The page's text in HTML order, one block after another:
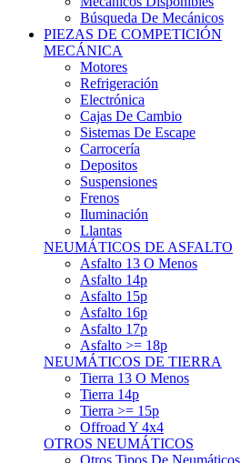
Búsqueda De Mecánicos
PIEZAS DE COMPETICIÓN
MECÁNICA
Motores
Refrigeración
Electrónica
Cajas De Cambio
Sistemas De Escape
Carrocería
Depositos
Suspensiones
Frenos
Iluminación
Llantas
NEUMÁTICOS DE ASFALTO
Asfalto 13 O Menos
Asfalto 14p
Asfalto 15p
Asfalto 16p
Asfalto 17p
Asfalto >= 18p
NEUMÁTICOS DE TIERRA
Tierra 13 O Menos
Tierra 14p
Tierra >= 15p
Offroad Y 4x4
OTROS NEUMÁTICOS
Otros Tipos De Neumáticos